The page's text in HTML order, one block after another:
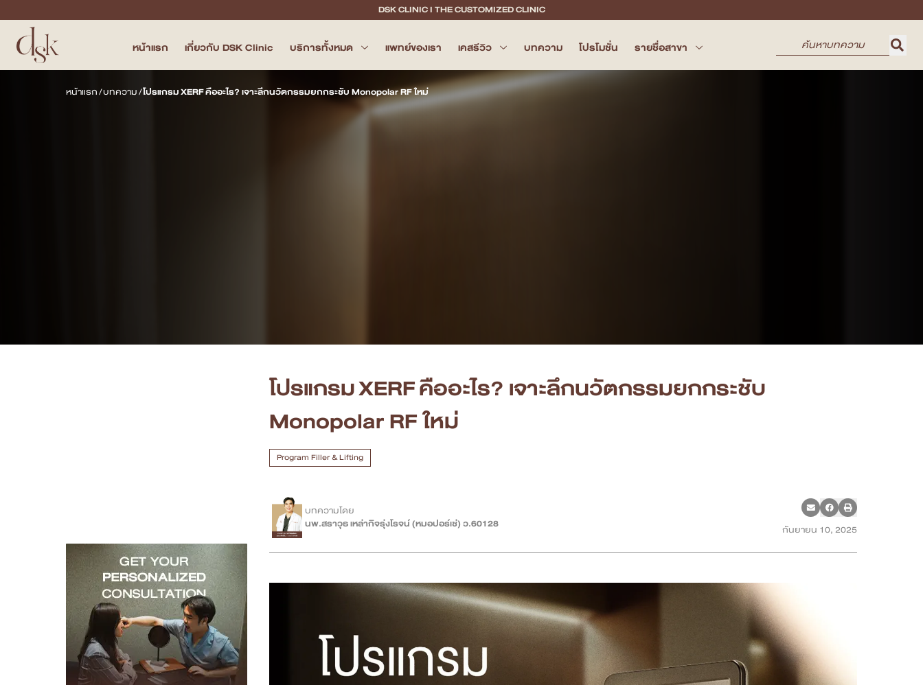
DSK CLINIC I THE CUSTOMIZED CLINIC
หน้าแรก เกี่ยวกับ DSK Clinic บริการทั้งหมด แพทย์ของเรา เคสรีวิว บทความ โปรโมชั่น รายชื่อสาขา
หน้าแรก
เคสรีวิว
สาขา Siam Paragon
สาขา Stadium One
สาขา Asoke
สาขา MRT สุทธิสาร
สาขา เซ็นทรัลปิ่นเกล้า
หน้าแรก/บทความ/โปรแกรม XERF คืออะไร? เจาะลึกนวัตกรรมยกกระชับ Monopolar RF ใหม่
โปรแกรม XERF คืออะไร? เจาะลึกนวัตกรรมยกกระชับ
Monopolar RF ใหม่
Program Filler & Lifting
บทความโดย
นพ.สราวุธ เหล่ากิจรุ่งโรจน์ (หมอปอร์เช่) ว.60128
กันยายน 10, 2025